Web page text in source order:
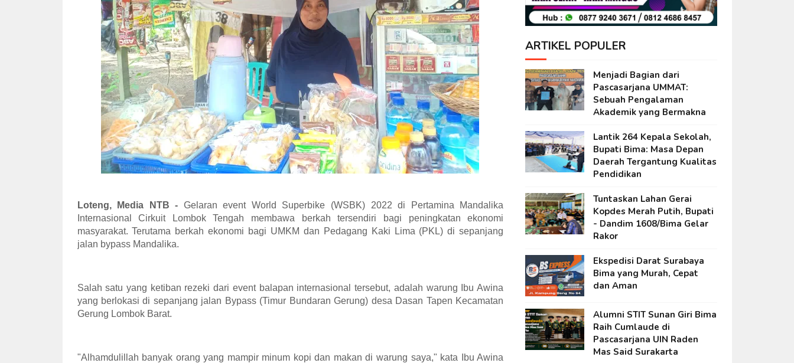
Loteng, Media NTB - Gelaran event World Superbike (WSBK) 2022 di Pertamina Mandalika
Internasional Cirkuit Lombok Tengah membawa berkah tersendiri bagi peningkatan ekonomi
masyarakat. Terutama berkah ekonomi bagi UMKM dan Pedagang Kaki Lima (PKL) di sepanjang
jalan bypass Mandalika.
Salah satu yang ketiban rezeki dari event balapan internasional tersebut, adalah warung Ibu Awina
yang berlokasi di sepanjang jalan Bypass (Timur Bundaran Gerung) desa Dasan Tapen Kecamatan
Gerung Lombok Barat.
"Alhamdulillah banyak orang yang mampir minum kopi dan makan di warung saya," kata Ibu Awina
ARTIKEL POPULER
Menjadi Bagian dari
Pascasarjana UMMAT:
Sebuah Pengalaman
Akademik yang Bermakna
Lantik 264 Kepala Sekolah,
Bupati Bima: Masa Depan
Daerah Tergantung Kualitas
Pendidikan
Tuntaskan Lahan Gerai
Kopdes Merah Putih, Bupati
- Dandim 1608/Bima Gelar
Rakor
Ekspedisi Darat Surabaya
Bima yang Murah, Cepat
dan Aman
Alumni STIT Sunan Giri Bima
Raih Cumlaude di
Pascasarjana UIN Raden
Mas Said Surakarta